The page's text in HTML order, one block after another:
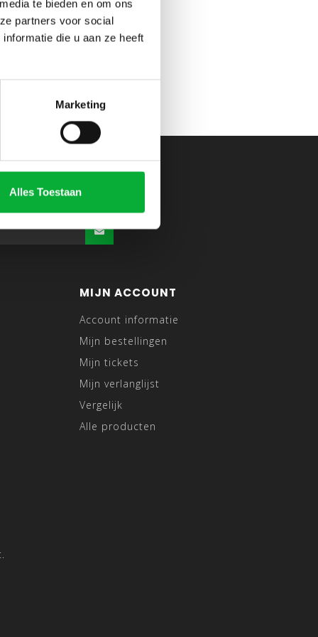
te bieden en om ons
partners voor social
die u aan ze heeft
Marketing
Alles Toestaan
MIJN ACCOUNT
Account informatie
Mijn bestellingen
Mijn tickets
Mijn verlanglijst
Vergelijk
Alle producten